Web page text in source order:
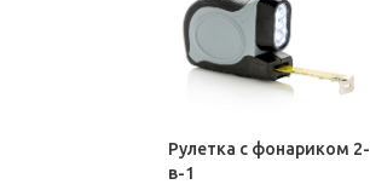
Рулетка с фонариком 2-
в-1